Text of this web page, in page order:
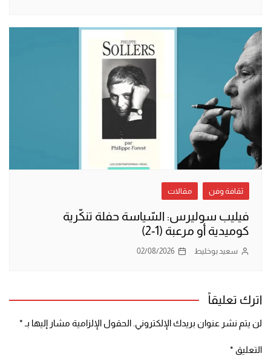
ثقافة وفن مقالات
فيليب سوليرس: السّياسة حفلة تنكّرية
كوميدية أو مرعبة (1-2)
سعيد بوخليط 02/08/2026
اترك تعليقاً
لن يتم نشر عنوان بريدك الإلكتروني. الحقول الإلزامية مشار إليها بـ *
التعليق *